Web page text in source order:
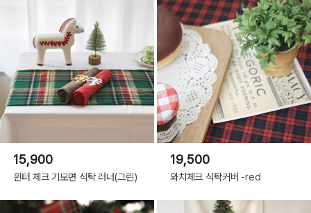
15,900
윈터 체크 기모면 식탁 러너(그린)
19,500
와치체크 식탁커버 -red